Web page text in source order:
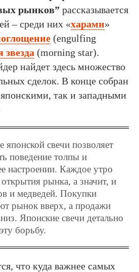
рынков” рассказывается
– среди них «харами»
(engulfing
звезда (morning star).
найдет здесь множество
сделок. В конце собран
японскими, так и западными
японской свечи позволяет
поведение толпы и
настроении. Каждое утро
открытия рынка, а значит, и
и медведей. Покупки
рынок вверх, а продажи
Японские свечи детально
борьбу.
что куда важнее самых